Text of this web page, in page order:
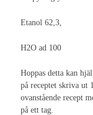
Stomiterapeut
Stomi
Etanol 62,3,
H2O ad 100
Hoppas detta kan
på receptet skriva ut
ovanstående recept
på ett tag.